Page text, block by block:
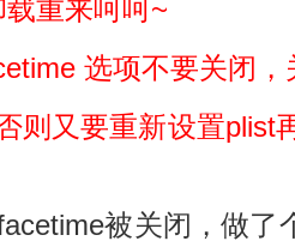
重来呵呵~
选项不要关闭
则又要重新设置plist
被关闭，做了